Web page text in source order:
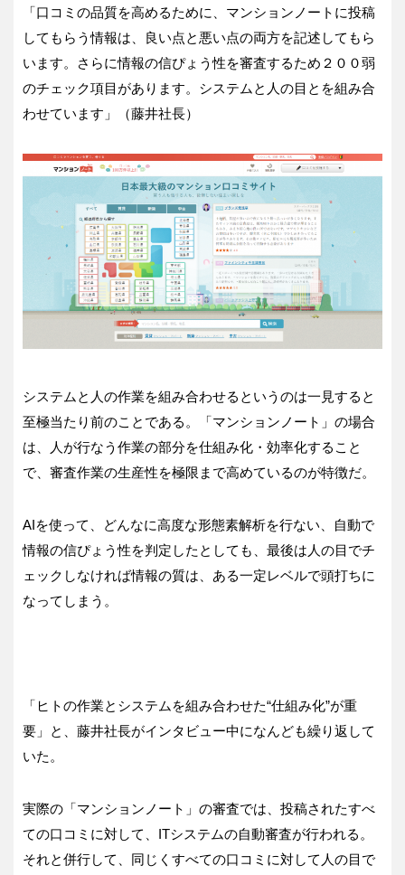
「口コミの品質を高めるために、マンションノートに投稿
してもらう情報は、良い点と悪い点の両方を記述してもら
います。さらに情報の信ぴょう性を審査するため２００弱
のチェック項目があります。システムと人の目とを組み合
わせています」（藤井社長）
システムと人の作業を組み合わせるというのは一見すると
至極当たり前のことである。「マンションノート」の場合
は、人が行なう作業の部分を仕組み化・効率化すること
で、審査作業の生産性を極限まで高めているのが特徴だ。
AIを使って、どんなに高度な形態素解析を行ない、自動で
情報の信ぴょう性を判定したとしても、最後は人の目でチ
ェックしなければ情報の質は、ある一定レベルで頭打ちに
なってしまう。
「ヒトの作業とシステムを組み合わせた“仕組み化”が重
要」と、藤井社長がインタビュー中になんども繰り返して
いた。
実際の「マンションノート」の審査では、投稿されたすべ
ての口コミに対して、ITシステムの自動審査が行われる。
それと併行して、同じくすべての口コミに対して人の目で